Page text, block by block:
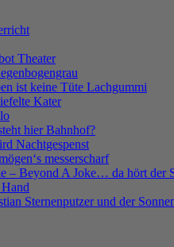
Theater
ist keine Tüte Lachgummi
Kater
hier Bahnhof?
Nachtgespenst
messerscharf
– Beyond A Joke… da hört der
Sternenputzer und der